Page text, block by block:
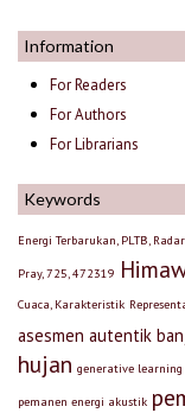
Information
For Readers
For Authors
For Librarians
Keywords
Energi Terbarukan, PLTB,
Pray, 725, 472319
Cuaca, Karakteristik
asesmen autentik
hujan generative learning
pemanen energi akustik